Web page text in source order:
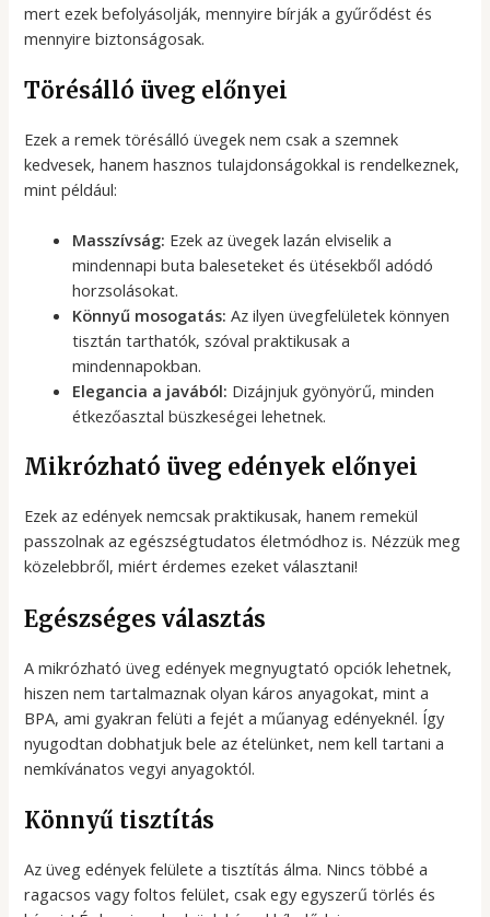
mert ezek befolyásolják, mennyire bírják a gyűrődést és
mennyire biztonságosak.
Törésálló üveg előnyei
Ezek a remek törésálló üvegek nem csak a szemnek
kedvesek, hanem hasznos tulajdonságokkal is rendelkeznek,
mint például:
Masszívság: Ezek az üvegek lazán elviselik a
mindennapi buta baleseteket és ütésekből adódó
horzsolásokat.
Könnyű mosogatás: Az ilyen üvegfelületek könnyen
tisztán tarthatók, szóval praktikusak a
mindennapokban.
Elegancia a javából: Dizájnjuk gyönyörű, minden
étkezőasztal büszkeségei lehetnek.
Mikrózható üveg edények előnyei
Ezek az edények nemcsak praktikusak, hanem remekül
passzolnak az egészségtudatos életmódhoz is. Nézzük meg
közelebbről, miért érdemes ezeket választani!
Egészséges választás
A mikrózható üveg edények megnyugtató opciók lehetnek,
hiszen nem tartalmaznak olyan káros anyagokat, mint a
BPA, ami gyakran felüti a fejét a műanyag edényeknél. Így
nyugodtan dobhatjuk bele az ételünket, nem kell tartani a
nemkívánatos vegyi anyagoktól.
Könnyű tisztítás
Az üveg edények felülete a tisztítás álma. Nincs többé a
ragacsos vagy foltos felület, csak egy egyszerű törlés és